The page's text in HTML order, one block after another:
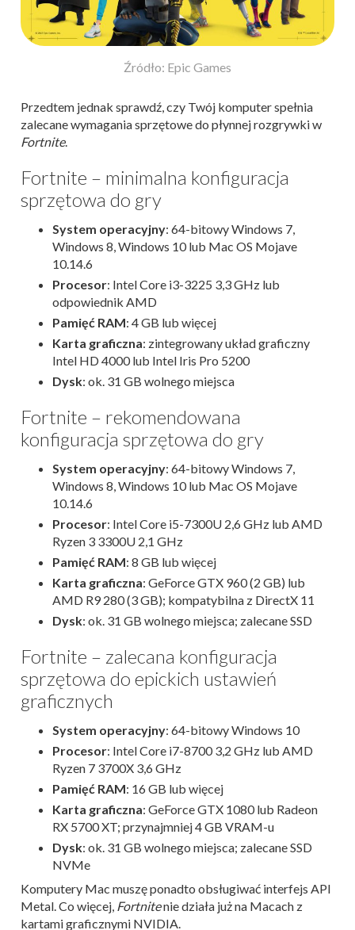
Źródło: Epic Games
Przedtem jednak sprawdź, czy Twój komputer spełnia
zalecane wymagania sprzętowe do płynnej rozgrywki w
Fortnite.
Fortnite – minimalna konfiguracja
sprzętowa do gry
System operacyjny: 64-bitowy Windows 7,
Windows 8, Windows 10 lub Mac OS Mojave
10.14.6
Procesor: Intel Core i3-3225 3,3 GHz lub
odpowiednik AMD
Pamięć RAM: 4 GB lub więcej
Karta graficzna: zintegrowany układ graficzny
Intel HD 4000 lub Intel Iris Pro 5200
Dysk: ok. 31 GB wolnego miejsca
Fortnite – rekomendowana
konfiguracja sprzętowa do gry
System operacyjny: 64-bitowy Windows 7,
Windows 8, Windows 10 lub Mac OS Mojave
10.14.6
Procesor: Intel Core i5-7300U 2,6 GHz lub AMD
Ryzen 3 3300U 2,1 GHz
Pamięć RAM: 8 GB lub więcej
Karta graficzna: GeForce GTX 960 (2 GB) lub
AMD R9 280 (3 GB); kompatybilna z DirectX 11
Dysk: ok. 31 GB wolnego miejsca; zalecane SSD
Fortnite – zalecana konfiguracja
sprzętowa do epickich ustawień
graficznych
System operacyjny: 64-bitowy Windows 10
Procesor: Intel Core i7-8700 3,2 GHz lub AMD
Ryzen 7 3700X 3,6 GHz
Pamięć RAM: 16 GB lub więcej
Karta graficzna: GeForce GTX 1080 lub Radeon
RX 5700 XT; przynajmniej 4 GB VRAM-u
Dysk: ok. 31 GB wolnego miejsca; zalecane SSD
NVMe
Komputery Mac muszę ponadto obsługiwać interfejs API
Metal. Co więcej, Fortnitenie działa już na Macach z
kartami graficznymi NVIDIA.